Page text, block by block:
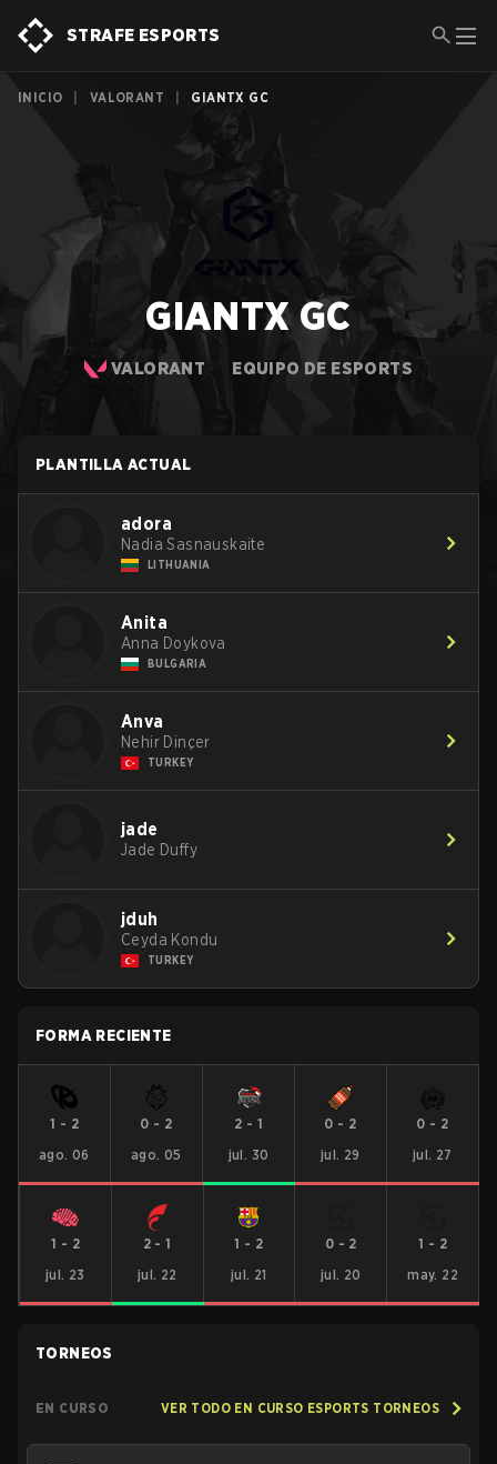
STRAFE ESPORTS
INICIO VALORANT GIANTX GC
GIANTX GC
VALORANT EQUIPO DE ESPORTS
PLANTILLA ACTUAL
adora
Nadia Sasnauskaite
LITHUANIA
Anita
Anna Doykova
BULGARIA
Anva
Nehir Dinçer
TURKEY
jade
Jade Duffy
jduh
Ceyda Kondu
TURKEY
FORMA RECIENTE
1 - 2
ago. 06
0 - 2
ago. 05
2 - 1
jul. 30
0 - 2
jul. 29
0 - 2
jul. 27
1 - 2
jul. 23
2 -1
jul. 22
1 - 2
jul. 21
0 - 2
jul. 20
1 - 2
may. 22
TORNEOS
EN CURSO VER TODO EN CURSO ESPORTS TORNEOS